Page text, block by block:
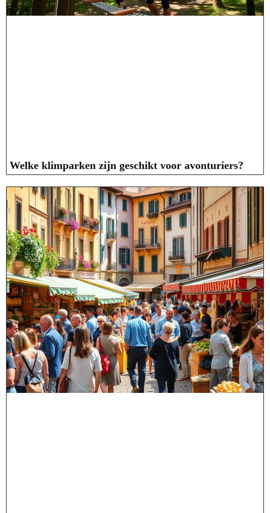
Welke klimparken zijn geschikt voor avonturiers?